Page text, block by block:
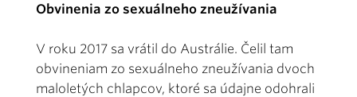
Obvinenia zo sexuálneho zneužívania
V roku 2017 sa vrátil do Austrálie. Čelil tam
obvineniam zo sexuálneho zneužívania dvoch
maloletých chlapcov, ktoré sa údajne odohrali